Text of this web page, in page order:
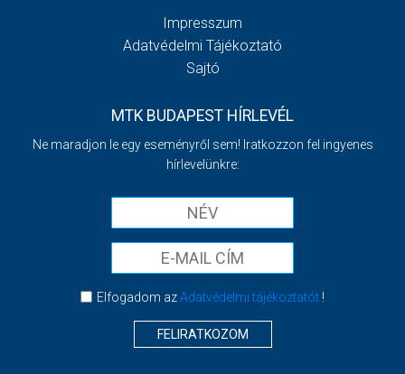
Impresszum
Adatvédelmi Tájékoztató
Sajtó
MTK BUDAPEST HÍRLEVÉL
Ne maradjon le egy eseményről sem! Iratkozzon fel ingyenes
hírlevelünkre:
Elfogadom azAdatvédelmi tájékoztatót!
FELIRATKOZOM